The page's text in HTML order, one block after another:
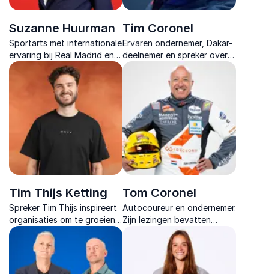
Suzanne Huurman
Sportarts met internationale
ervaring bij Real Madrid en
TeamNL. Spreker over
leiderschap, vitaliteit en
teamprestaties.
Tim Coronel
Ervaren ondernemer, Dakar-
deelnemer en spreker over
leiderschap, verandering en
samenwerking onder
extreme omstandigheden
Tim Thijs Ketting
Spreker Tim Thijs inspireert
organisaties om te groeien
van losse individuen naar
hechte communities waarin
mensen echt floreren.
Tom Coronel
Autocoureur en ondernemer.
Zijn lezingen bevatten
doorzettingsvermogen met
passie, humor en
levenservaring.